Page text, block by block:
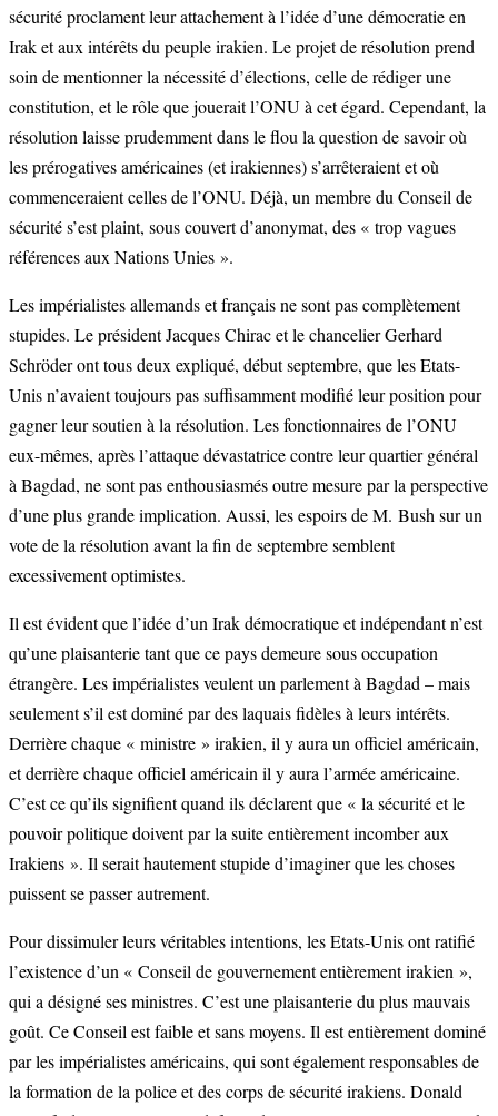
sécurité proclament leur attachement à l’idée d’une démocratie en
Irak et aux intérêts du peuple irakien. Le projet de résolution prend
soin de mentionner la nécessité d’élections, celle de rédiger une
constitution, et le rôle que jouerait l’ONU à cet égard. Cependant, la
résolution laisse prudemment dans le flou la question de savoir où
les prérogatives américaines (et irakiennes) s’arrêteraient et où
commenceraient celles de l’ONU. Déjà, un membre du Conseil de
sécurité s’est plaint, sous couvert d’anonymat, des « trop vagues
références aux Nations Unies ».
Les impérialistes allemands et français ne sont pas complètement
stupides. Le président Jacques Chirac et le chancelier Gerhard
Schröder ont tous deux expliqué, début septembre, que les Etats-
Unis n’avaient toujours pas suffisamment modifié leur position pour
gagner leur soutien à la résolution. Les fonctionnaires de l’ONU
eux-mêmes, après l’attaque dévastatrice contre leur quartier général
à Bagdad, ne sont pas enthousiasmés outre mesure par la perspective
d’une plus grande implication. Aussi, les espoirs de M. Bush sur un
vote de la résolution avant la fin de septembre semblent
excessivement optimistes.
Il est évident que l’idée d’un Irak démocratique et indépendant n’est
qu’une plaisanterie tant que ce pays demeure sous occupation
étrangère. Les impérialistes veulent un parlement à Bagdad – mais
seulement s’il est dominé par des laquais fidèles à leurs intérêts.
Derrière chaque « ministre » irakien, il y aura un officiel américain,
et derrière chaque officiel américain il y aura l’armée américaine.
C’est ce qu’ils signifient quand ils déclarent que « la sécurité et le
pouvoir politique doivent par la suite entièrement incomber aux
Irakiens ». Il serait hautement stupide d’imaginer que les choses
puissent se passer autrement.
Pour dissimuler leurs véritables intentions, les Etats-Unis ont ratifié
l’existence d’un « Conseil de gouvernement entièrement irakien »,
qui a désigné ses ministres. C’est une plaisanterie du plus mauvais
goût. Ce Conseil est faible et sans moyens. Il est entièrement dominé
par les impérialistes américains, qui sont également responsables de
la formation de la police et des corps de sécurité irakiens. Donald